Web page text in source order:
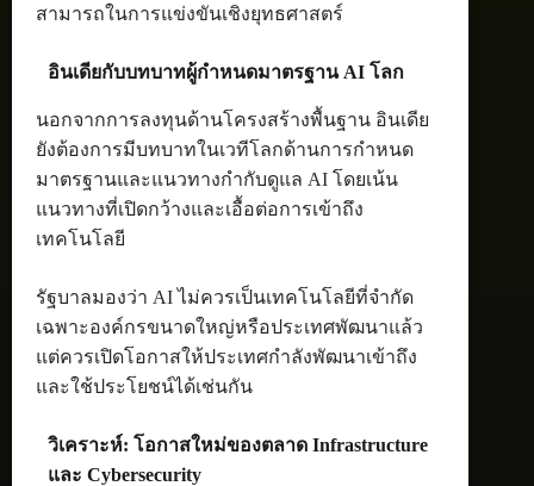
สามารถในการแข่งขันเชิงยุทธศาสตร์
อินเดียกับบทบาทผู้กำหนดมาตรฐาน AI โลก
นอกจากการลงทุนด้านโครงสร้างพื้นฐาน อินเดีย
ยังต้องการมีบทบาทในเวทีโลกด้านการกำหนด
มาตรฐานและแนวทางกำกับดูแล AI โดยเน้น
แนวทางที่เปิดกว้างและเอื้อต่อการเข้าถึง
เทคโนโลยี
รัฐบาลมองว่า AI ไม่ควรเป็นเทคโนโลยีที่จำกัด
เฉพาะองค์กรขนาดใหญ่หรือประเทศพัฒนาแล้ว
แต่ควรเปิดโอกาสให้ประเทศกำลังพัฒนาเข้าถึง
และใช้ประโยชน์ได้เช่นกัน
วิเคราะห์: โอกาสใหม่ของตลาด Infrastructure
และ Cybersecurity